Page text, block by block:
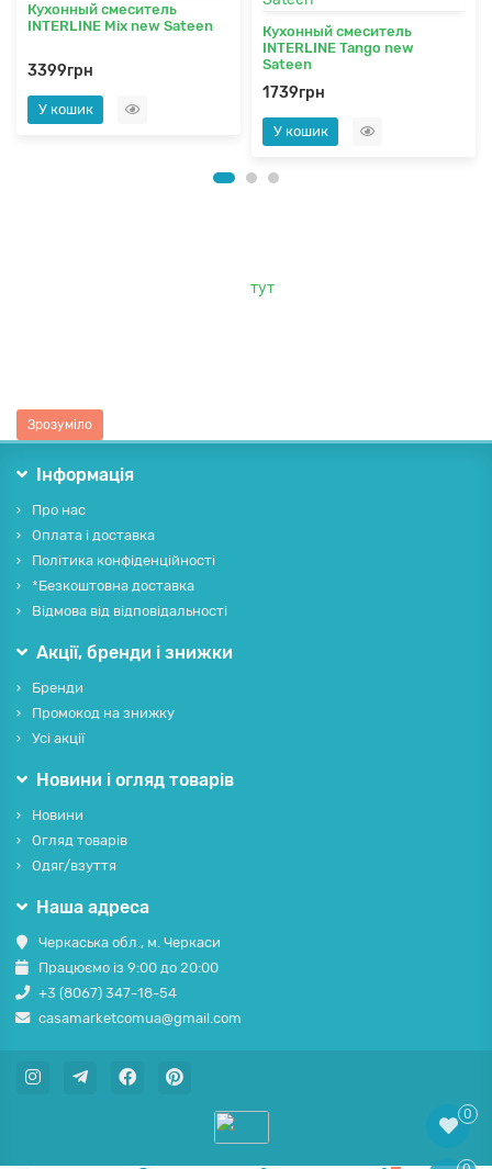
Кухонный смеситель
INTERLINE Mix new Sateen
3399грн
У кошик
Кухонный смеситель
INTERLINE Tango new
Sateen
1739грн
У кошик
тут
Зрозуміло
Інформація
Про нас
Оплата і доставка
Політика конфіденційності
*Безкоштовна доставка
Відмова від відповідальності
Акції, бренди і знижки
Бренди
Промокод на знижку
Усі акції
Новини і огляд товарів
Новини
Огляд товарів
Одяг/взуття
Наша адреса
Черкаська обл., м. Черкаси
Працюємо із 9:00 до 20:00
+3 (8067) 347-18-54
casamarketcomua@gmail.com
0